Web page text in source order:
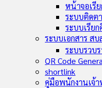
หน้าจอเรี
ระบบติดต
ระบบเรียก
ระบบเอกสาร สบ
ระบบรวบ
QR Code
shortlink
คู่มือพนักงานเจ้